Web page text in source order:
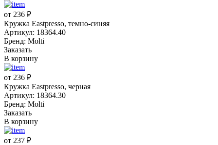
от 236 ₽
Кружка Eastpresso, темно-синяя
Артикул: 18364.40
Бренд: Molti
Заказать
В корзину
от 236 ₽
Кружка Eastpresso, черная
Артикул: 18364.30
Бренд: Molti
Заказать
В корзину
от 237 ₽